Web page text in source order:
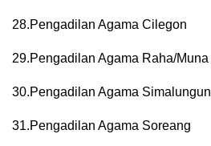
28.Pengadilan Agama Cilegon
29.Pengadilan Agama Raha/Muna
30.Pengadilan Agama Simalungun
31.Pengadilan Agama Soreang